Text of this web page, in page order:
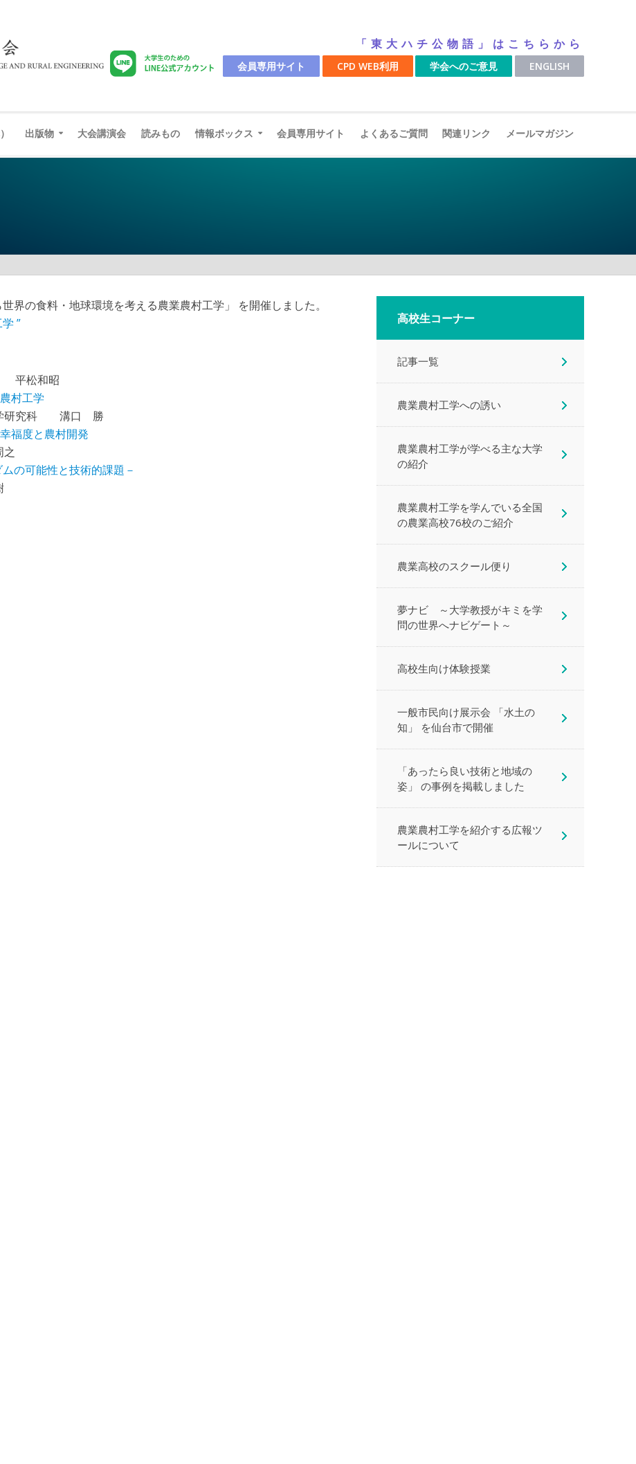
「東大ハチ公物語」はこちらから
会員専用サイト CPD WEB利用 学会へのご意見 ENGLISH
出版物 大会講演会 読みもの 情報ボックス 会員専用サイト よくあるご質問 関連リンク メールマガジン
界の食料・地球環境を考える農業農村工学」 を開催しました。
”
松和昭
村工学
究科 溝口 勝
福度と農村開発
の可能性と技術的課題－
高校生コーナー
記事一覧
農業農村工学への誘い
農業農村工学が学べる主な大学
の紹介
農業農村工学を学んでいる全国
の農業高校76校のご紹介
農業高校のスクール便り
夢ナビ ～大学教授がキミを学
問の世界へナビゲート～
高校生向け体験授業
一般市民向け展示会 「水土の
知」 を仙台市で開催
「あったら良い技術と地域の
姿」 の事例を掲載しました
農業農村工学を紹介する広報ツ
ールについて